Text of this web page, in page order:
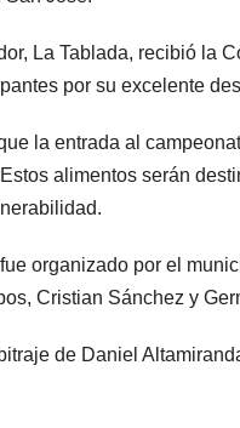
La Tablada, recibió la
por su excelente
la entrada al
alimentos serán
organizado por el
Cristian Sánchez y
de Daniel